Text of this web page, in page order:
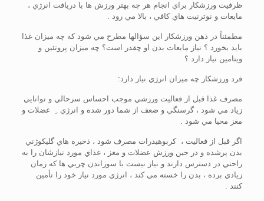
ظرفيت ورزشکار براي انجام هر چه بهتر ورزش ها با دريافت انرژي ،
مايعات و نوترنيت هاي کافي ، بالا مي رود .
مطمئناً در ذهن ورزشکار اين سؤالها مطرح مي شود که چه ميزان غذا
بايد بخورد ؟ نياز مايعات بدن او چقدر است؟ چه ميزان پروتئين و
ويتامين نياز دارد ؟
فرد ورزشکار چه ميزان انرژي نياز دارد:
مصرف غذا قبل از فعاليت ورزشي موجب احساس سرحالي و توانايي
زياد مي شود ، گرسنگي و ضعف از شما دور شده و انرژي ِ عضلات و
مغز محيا مي شود .
اگر قبل از فعاليت ، کربوهيدرات مصرف شود ، ذخيره هاي گليکوژني
بدن پرشده و در حين ورزش عضلات و مغز ، غذاي مورد نيازشان را به
راحتي در دسترس دارند و نياز نيست با سوزاندن چربي ها که زمان
زيادي برده ، بدن را خسته مي کند ، انرژي مورد نياز خود را تأمين
کنند .